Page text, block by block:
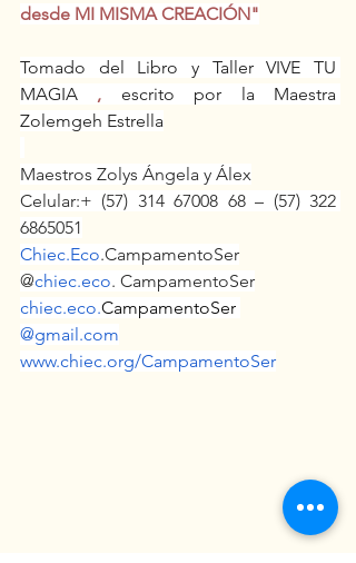
desde MI MISMA CREACIÓN"
Tomado del Libro y Taller VIVE TU
MAGIA
, escrito por la Maestra
Zolemgeh Estrella
Maestros Zolys Ángela y Álex
Celular:+ (57) 314 67008 68 – (57) 322
6865051
Chiec.Eco.CampamentoSer
@chiec.eco. CampamentoSer
chiec.eco.CampamentoSer
@gmail.com
www.chiec.org/CampamentoSer